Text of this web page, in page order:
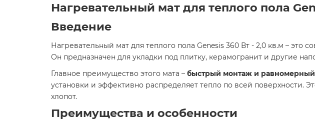
Нагревательный мат для теплого пола
Введение
Нагревательный мат для теплого пола Genesis 360 Вт - 2,0 кв.м –
Он предназначен для укладки под плитку, керамогранит и другие
Главное преимущество этого мата – быстрый монтаж и равномерный
установки и эффективно распределяет тепло по всей поверхности.
хлопот.
Преимущества и особенности